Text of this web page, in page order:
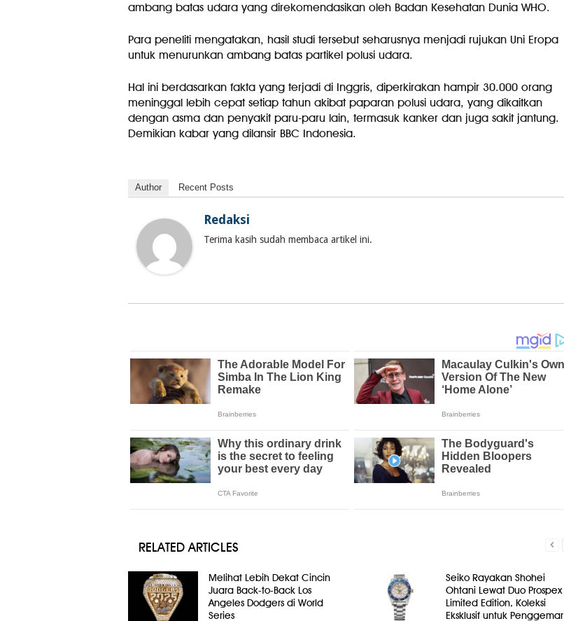
ambang batas udara yang direkomendasikan oleh Badan Kesehatan Dunia WHO.
Para peneliti mengatakan, hasil studi tersebut seharusnya menjadi rujukan Uni Eropa
untuk menurunkan ambang batas partikel polusi udara.
Hal ini berdasarkan fakta yang terjadi di Inggris, diperkirakan hampir 30.000 orang
meninggal lebih cepat setiap tahun akibat paparan polusi udara, yang dikaitkan
dengan asma dan penyakit paru-paru lain, termasuk kanker dan juga sakit jantung.
Demikian kabar yang dilansir BBC Indonesia.
Author Recent Posts
Redaksi
Terima kasih sudah membaca artikel ini.
RELATED ARTICLES
Melihat Lebih Dekat Cincin
Juara Back-to-Back Los
Angeles Dodgers di World
Series
Seiko Rayakan Shohei
Ohtani Lewat Duo Prospex
Limited Edition, Koleksi
Eksklusif untuk Penggemar